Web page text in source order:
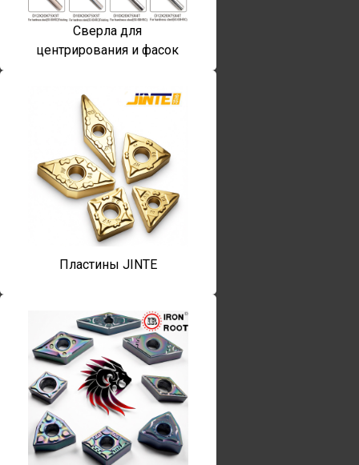
Сверла для
центрирования и фасок
Пластины JINTE